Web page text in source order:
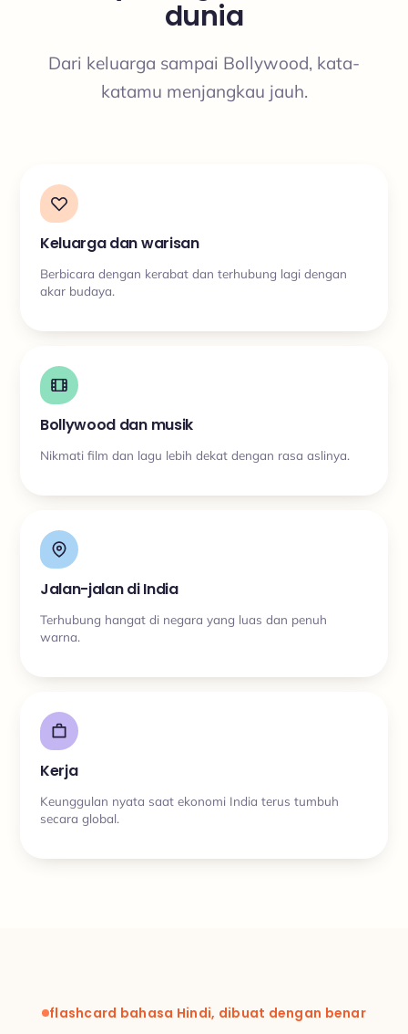
dunia
Dari keluarga sampai Bollywood, kata-
katamu menjangkau jauh.
Keluarga dan warisan
Berbicara dengan kerabat dan terhubung lagi dengan
akar budaya.
Bollywood dan musik
Nikmati film dan lagu lebih dekat dengan rasa aslinya.
Jalan-jalan di India
Terhubung hangat di negara yang luas dan penuh
warna.
Kerja
Keunggulan nyata saat ekonomi India terus tumbuh
secara global.
flashcard bahasa Hindi, dibuat dengan benar